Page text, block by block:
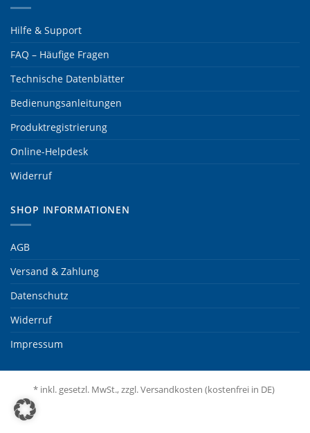
Hilfe & Support
FAQ – Häufige Fragen
Technische Datenblätter
Bedienungsanleitungen
Produktregistrierung
Online-Helpdesk
Widerruf
SHOP INFORMATIONEN
AGB
Versand & Zahlung
Datenschutz
Widerruf
Impressum
* inkl. gesetzl. MwSt., zzgl. Versandkosten (kostenfrei in DE)